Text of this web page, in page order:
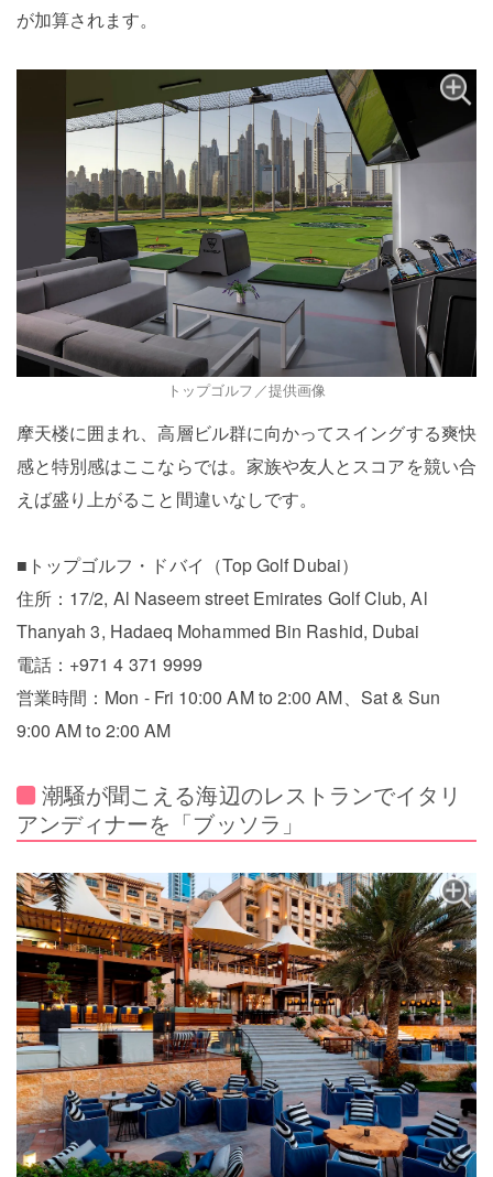
が加算されます。
トップゴルフ／提供画像
摩天楼に囲まれ、高層ビル群に向かってスイングする爽快
感と特別感はここならでは。家族や友人とスコアを競い合
えば盛り上がること間違いなしです。
■トップゴルフ・ドバイ（Top Golf Dubai）
住所：17/2, Al Naseem street Emirates Golf Club, Al
Thanyah 3, Hadaeq Mohammed Bin Rashid, Dubai
電話：+971 4 371 9999
営業時間：Mon - Fri 10:00 AM to 2:00 AM、Sat & Sun
9:00 AM to 2:00 AM
潮騒が聞こえる海辺のレストランでイタリ
アンディナーを「ブッソラ」